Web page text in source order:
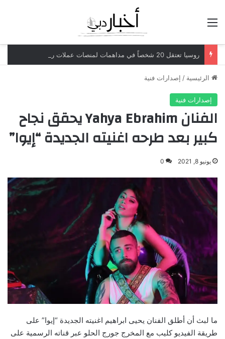
الرئيسية / إصدارات فنية
إصدارات فنية
الفنان Yahya Ebrahim يحقق نجاح
كبير بعد طرحه اغنيته الجديدة “إيوا”
يونيو 8, 2021 0
ما لبث أن أطلق الفنان يحيى ابراهيم اغنيته الجديدة “إيوا” على
طريقة الفيديو كليب مع المخرج جورج الحلو عبر قناته الرسمية على